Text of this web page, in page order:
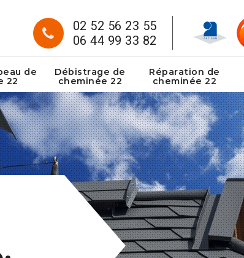
02 52 56 23 55
06 44 99 33 82
de
22
Débistrage de
cheminée 22
Réparation de
cheminée 22